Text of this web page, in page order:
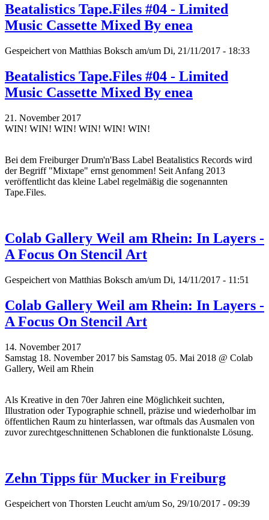
Beatalistics Tape.Files #04 - Limited
Music Cassette Mixed By enea
Gespeichert von Matthias Boksch am/um Di, 21/11/2017 - 18:33
Beatalistics Tape.Files #04 - Limited
Music Cassette Mixed By enea
21. November 2017
WIN! WIN! WIN! WIN! WIN! WIN!
Bei dem Freiburger Drum'n'Bass Label Beatalistics Records wird
der Begriff "Mixtape" ernst genommen! Seit Anfang 2013
veröffentlicht das kleine Label regelmäßig die sogenannten
Tape.Files.
Colab Gallery Weil am Rhein: In Layers -
A Focus On Stencil Art
Gespeichert von Matthias Boksch am/um Di, 14/11/2017 - 11:51
Colab Gallery Weil am Rhein: In Layers -
A Focus On Stencil Art
14. November 2017
Samstag 18. November 2017 bis Samstag 05. Mai 2018 @ Colab
Gallery, Weil am Rhein
Als Kreative in den 70er Jahren eine Möglichkeit suchten,
Illustration oder Typographie schnell, präzise und wiederholbar im
öffentlichen Raum zu hinterlassen, war oftmals das Ausmalen von
zuvor zurechtgeschnittenen Schablonen die funktionalste Lösung.
Zehn Tipps für Mucker in Freiburg
Gespeichert von Thorsten Leucht am/um So, 29/10/2017 - 09:39